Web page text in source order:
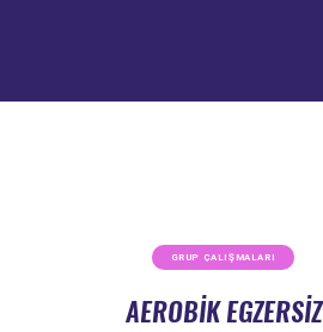
GRUP ÇALIŞMALARI
AEROBIK EGZERSIZ